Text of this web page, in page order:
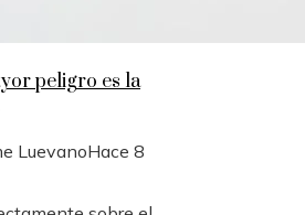
peligro es la
LuevanoHace 8